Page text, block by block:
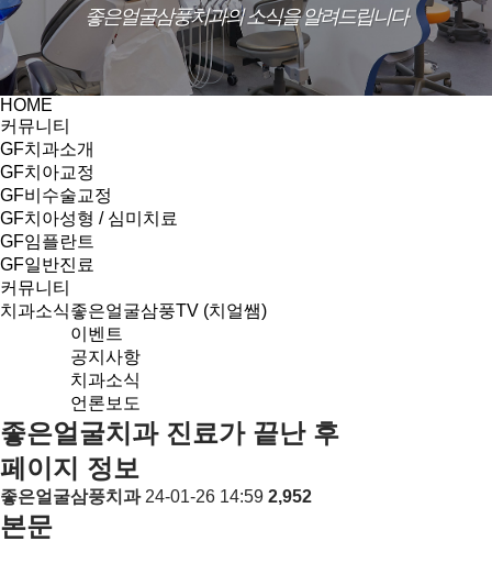
좋은얼굴삼풍치과의 소식을 알려드립니다
HOME
커뮤니티
GF치과소개
GF치아교정
GF비수술교정
GF치아성형 / 심미치료
GF임플란트
GF일반진료
커뮤니티
치과소식좋은얼굴삼풍TV (치얼쌤)
이벤트
공지사항
치과소식
언론보도
좋은얼굴치과 진료가 끝난 후
페이지 정보
좋은얼굴삼풍치과 24-01-26 14:59 2,952
본문